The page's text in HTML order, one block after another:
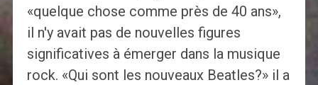
«quelque chose comme près de 40 ans»,
il n'y avait pas de nouvelles figures
significatives à émerger dans la musique
rock. «Qui sont les nouveaux Beatles?» il a